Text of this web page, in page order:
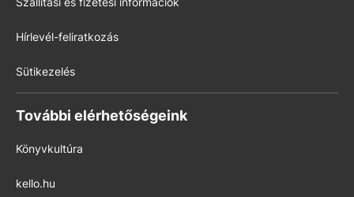
Hírlevél-feliratkozás
Sütikezelés
További elérhetőségeink
Könyvkultúra
kello.hu